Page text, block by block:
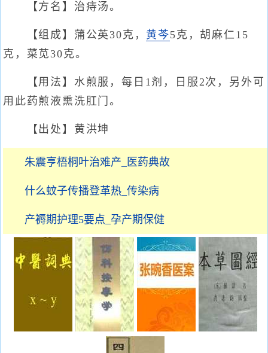
【方名】治痔汤。
【组成】蒲公英30克， 黄芩5克，胡麻仁15
克，菜苋30克。
【用法】水煎服，每日1剂，日服2次，另外可
用此药煎液熏洗肛门。
【出处】黄洪坤
朱震亨梧桐叶治难产_医药典故
什么蚊子传播登革热_传染病
产褥期护理5要点_孕产期保健